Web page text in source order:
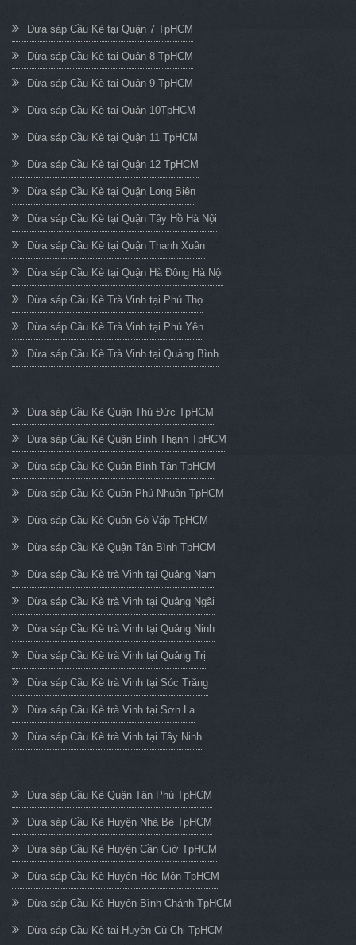
Dừa sáp Cầu Kè tại Quận 7 TpHCM
Dừa sáp Cầu Kè tại Quận 8 TpHCM
Dừa sáp Cầu Kè tại Quận 9 TpHCM
Dừa sáp Cầu Kè tại Quận 10TpHCM
Dừa sáp Cầu Kè tại Quận 11 TpHCM
Dừa sáp Cầu Kè tại Quận 12 TpHCM
Dừa sáp Cầu Kè tại Quận Long Biên
Dừa sáp Cầu Kè tại Quận Tây Hồ Hà Nội
Dừa sáp Cầu Kè tại Quận Thanh Xuân
Dừa sáp Cầu Kè tại Quận Hà Đông Hà Nội
Dừa sáp Cầu Kè Trà Vinh tại Phú Thọ
Dừa sáp Cầu Kè Trà Vinh tại Phú Yên
Dừa sáp Cầu Kè Trà Vinh tại Quảng Bình
Dừa sáp Cầu Kè Quận Thủ Đức TpHCM
Dừa sáp Cầu Kè Quận Bình Thạnh TpHCM
Dừa sáp Cầu Kè Quận Bình Tân TpHCM
Dừa sáp Cầu Kè Quận Phú Nhuận TpHCM
Dừa sáp Cầu Kè Quận Gò Vấp TpHCM
Dừa sáp Cầu Kè Quận Tân Bình TpHCM
Dừa sáp Cầu Kè trà Vinh tại Quảng Nam
Dừa sáp Cầu Kè trà Vinh tại Quảng Ngãi
Dừa sáp Cầu Kè trà Vinh tại Quảng Ninh
Dừa sáp Cầu Kè trà Vinh tại Quảng Trị
Dừa sáp Cầu Kè trà Vinh tại Sóc Trăng
Dừa sáp Cầu Kè trà Vinh tại Sơn La
Dừa sáp Cầu Kè trà Vinh tại Tây Ninh
Dừa sáp Cầu Kè Quận Tân Phú TpHCM
Dừa sáp Cầu Kè Huyện Nhà Bè TpHCM
Dừa sáp Cầu Kè Huyện Cần Giờ TpHCM
Dừa sáp Cầu Kè Huyện Hóc Môn TpHCM
Dừa sáp Cầu Kè Huyện Bình Chánh TpHCM
Dừa sáp Cầu Kè tại Huyện Củ Chi TpHCM